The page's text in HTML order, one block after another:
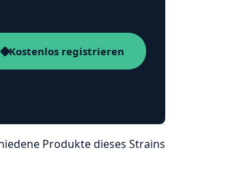
Kostenlos registrieren
Produkte dieses Strains